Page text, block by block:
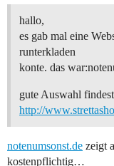
hallo,
es gab mal eine
runterkladen
konte. das
gute Auswahl
http://
notenumsonst.de zeigt
kostenpflichtig…